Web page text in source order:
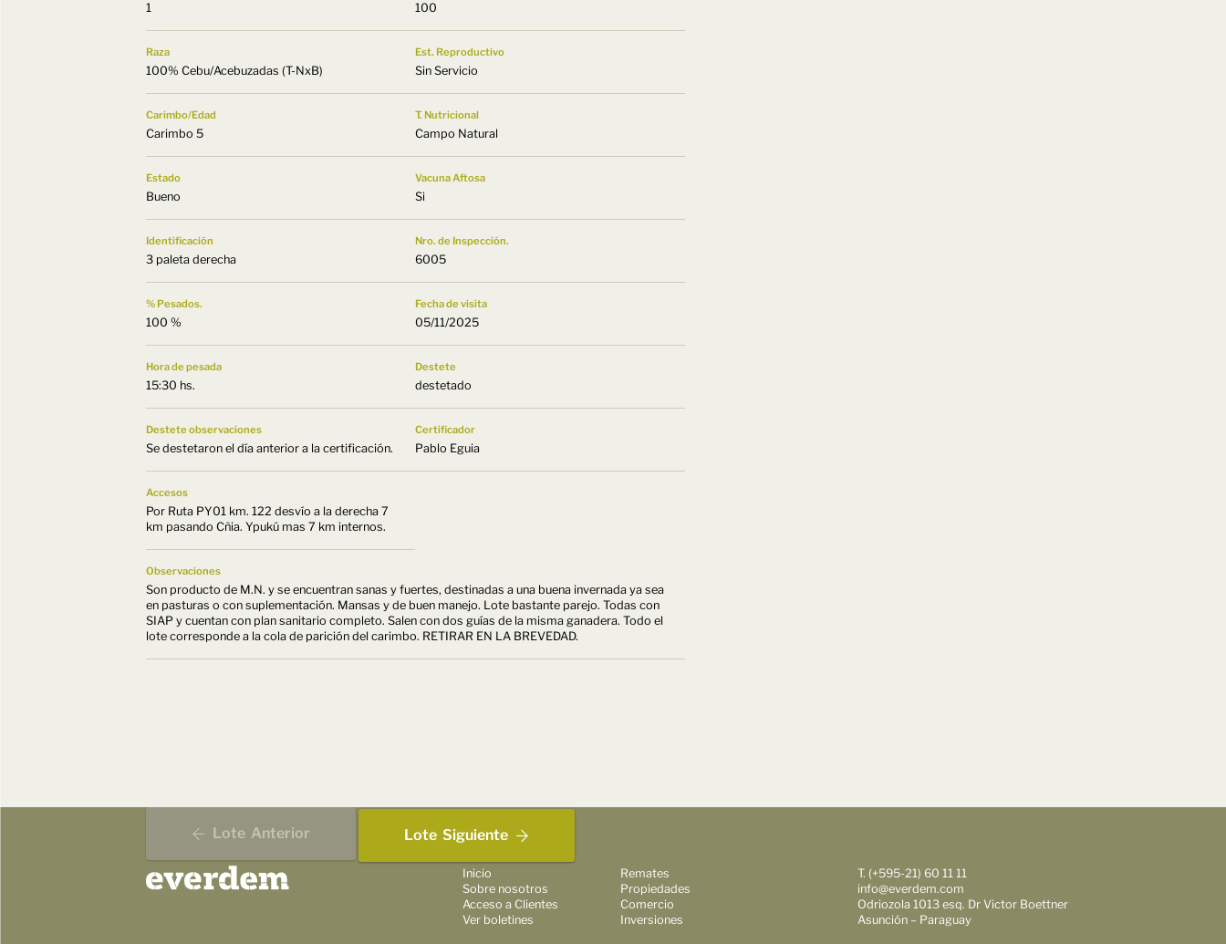
1 100
Raza
100% Cebu/Acebuzadas (T-NxB)
Est. Reproductivo
Sin Servicio
Carimbo/Edad
Carimbo 5
T. Nutricional
Campo Natural
Estado
Bueno
Vacuna Aftosa
Si
Identificación
3 paleta derecha
Nro. de Inspección.
6005
% Pesados.
100 %
Fecha de visita
05/11/2025
Hora de pesada
15:30 hs.
Destete
destetado
Destete observaciones
Se destetaron el día anterior a la certificación.
Certificador
Pablo Eguia
Accesos
Por Ruta PY01 km. 122 desvío a la derecha 7
km pasando Cñia. Ypukú mas 7 km internos.
Observaciones
Son producto de M.N. y se encuentran sanas y fuertes, destinadas a una buena invernada ya sea
en pasturas o con suplementación. Mansas y de buen manejo. Lote bastante parejo. Todas con
SIAP y cuentan con plan sanitario completo. Salen con dos guías de la misma ganadera. Todo el
lote corresponde a la cola de parición del carimbo. RETIRAR EN LA BREVEDAD.
Lote Anterior Lote Siguiente
Inicio
Sobre nosotros
Acceso a Clientes
Ver boletines
Remates
Propiedades
Comercio
Inversiones
T. (+595-21) 60 11 11
info@everdem.com
Odriozola 1013 esq. Dr Victor Boettner
Asunción – Paraguay